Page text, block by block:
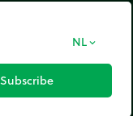
NL expand_more
Subscribe